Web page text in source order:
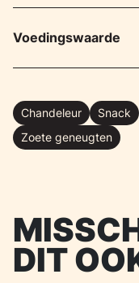
Voedingswaarde
Chandeleur Snack
Zoete geneugten
DIT